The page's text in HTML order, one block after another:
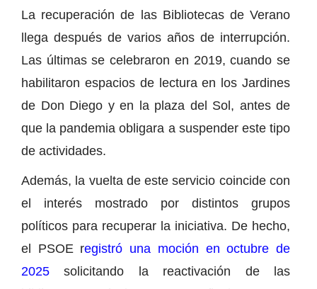
La recuperación de las Bibliotecas de Verano
llega después de varios años de interrupción.
Las últimas se celebraron en 2019, cuando se
habilitaron espacios de lectura en los Jardines
de Don Diego y en la plaza del Sol, antes de
que la pandemia obligara a suspender este tipo
de actividades.
Además, la vuelta de este servicio coincide con
el interés mostrado por distintos grupos
políticos para recuperar la iniciativa. De hecho,
el PSOE registró una moción en octubre de
2025 solicitando la reactivación de las